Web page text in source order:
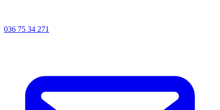
036 75 34 271